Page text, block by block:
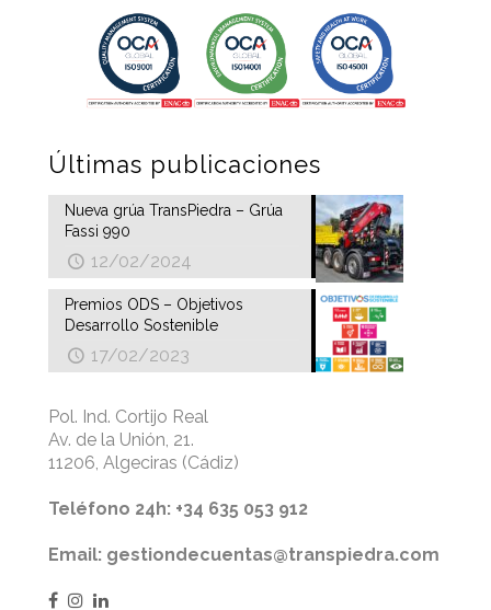
Últimas publicaciones
Nueva grúa TransPiedra – Grúa
Fassi 990
12/02/2024
Premios ODS – Objetivos
Desarrollo Sostenible
17/02/2023
Pol. Ind. Cortijo Real
Av. de la Unión, 21.
11206, Algeciras (Cádiz)
Teléfono 24h: +34 635 053 912
Email: gestiondecuentas@transpiedra.com